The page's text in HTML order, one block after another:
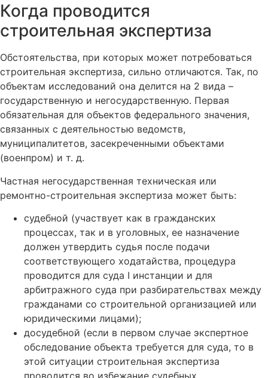
Когда проводится
строительная экспертиза
Обстоятельства, при которых может потребоваться
строительная экспертиза, сильно отличаются. Так, по
объектам исследований она делится на 2 вида –
государственную и негосударственную. Первая
обязательная для объектов федерального значения,
связанных с деятельностью ведомств,
муниципалитетов, засекреченными объектами
(военпром) и т. д.
Частная негосударственная техническая или
ремонтно-строительная экспертиза может быть:
судебной (участвует как в гражданских
процессах, так и в уголовных, ее назначение
должен утвердить судья после подачи
соответствующего ходатайства, процедура
проводится для суда I инстанции и для
арбитражного суда при разбирательствах между
гражданами со строительной организацией или
юридическими лицами);
досудебной (если в первом случае экспертное
обследование объекта требуется для суда, то в
этой ситуации строительная экспертиза